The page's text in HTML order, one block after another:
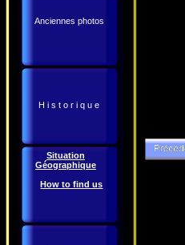
Anciennes photos
H i s t o r i q u e
Situation
Géographique
How to find us